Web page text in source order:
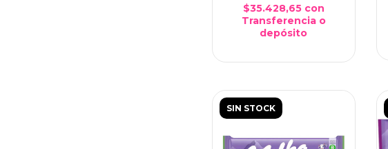
$35.428,65 con
Transferencia o
depósito
SIN STOCK